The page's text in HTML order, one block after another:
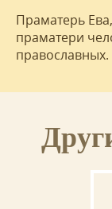
Праматерь
праматери
православных.